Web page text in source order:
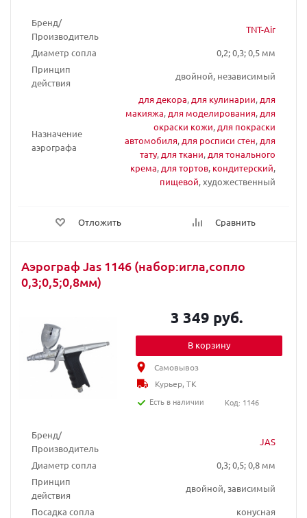
Бренд/
Производитель
TNT-Air
Диаметр сопла
0,2; 0,3; 0,5 мм
Принцип
действия
двойной, независимый
Назначение
аэрографа
для декора, для кулинарии, для
макияжа, для моделирования, для
окраски кожи, для покраски
автомобиля, для росписи стен, для
тату, для ткани, для тонального
крема, для тортов, кондитерский,
пищевой, художественный
Отложить Сравнить
Аэрограф Jas 1146 (набор:игла,сопло
0,3;0,5;0,8мм)
Бренд/
Производитель
JAS
Диаметр сопла
0,3; 0,5; 0,8 мм
Принцип
действия
двойной, зависимый
Посадка сопла
конусная
3 349 руб.
В корзину
Самовывоз
Курьер, ТК
Есть в наличии
Код: 1146